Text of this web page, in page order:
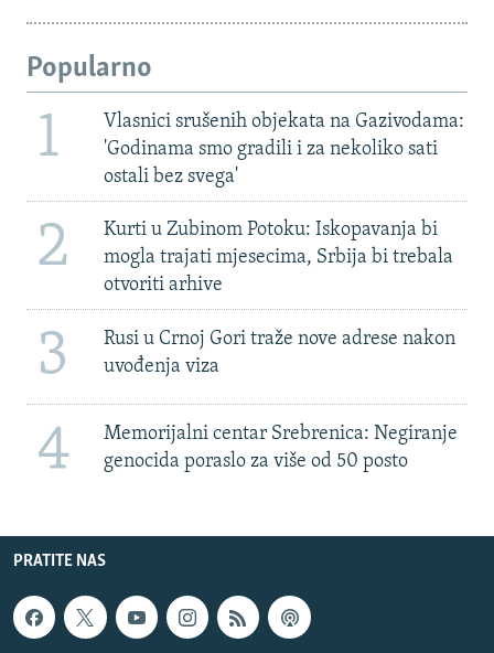
Popularno
1
Vlasnici srušenih objekata na Gazivodama:
'Godinama smo gradili i za nekoliko sati
ostali bez svega'
2
Kurti u Zubinom Potoku: Iskopavanja bi
mogla trajati mjesecima, Srbija bi trebala
otvoriti arhive
3
Rusi u Crnoj Gori traže nove adrese nakon
uvođenja viza
4
Memorijalni centar Srebrenica: Negiranje
genocida poraslo za više od 50 posto
PRATITE NAS